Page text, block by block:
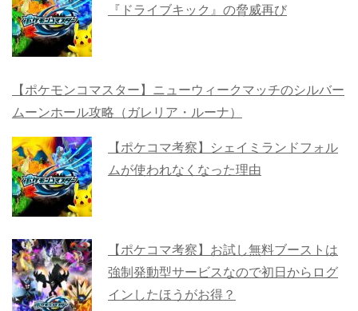
『ドライブキック』の脅威再び
【ポケモンコマスター】ニューウィークマッチのシルバー
ムーンホール攻略（ガレリア・ルーナ）
【ポケコマ考察】シェイミランドフォル
ムが使われなくなった理由
【ポケコマ考察】お試し無料ブーストは
強制発動型サービスなので初日からログ
インしたほうがお得？